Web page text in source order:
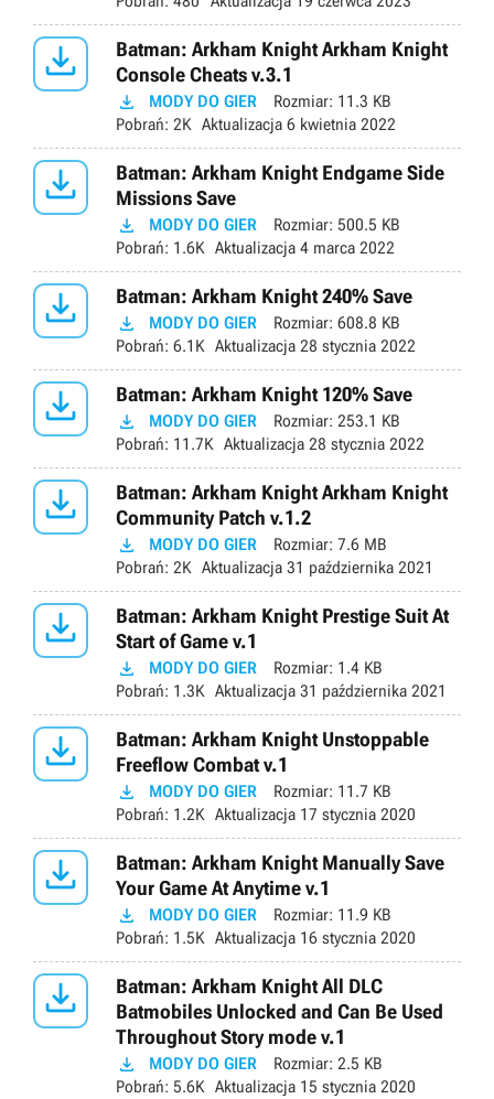

Batman: Arkham Knight Arkham Knight
Console Cheats v.3.1
 MODY DO GIER Rozmiar: 11.3 KB
Pobrań: 2K Aktualizacja 6 kwietnia 2022

Batman: Arkham Knight Endgame Side
Missions Save
 MODY DO GIER Rozmiar: 500.5 KB
Pobrań: 1.6K Aktualizacja 4 marca 2022
 Batman: Arkham Knight 240% Save
 MODY DO GIER Rozmiar: 608.8 KB
Pobrań: 6.1K Aktualizacja 28 stycznia 2022
 Batman: Arkham Knight 120% Save
 MODY DO GIER Rozmiar: 253.1 KB
Pobrań: 11.7K Aktualizacja 28 stycznia 2022

Batman: Arkham Knight Arkham Knight
Community Patch v.1.2
 MODY DO GIER Rozmiar: 7.6 MB
Pobrań: 2K Aktualizacja 31 października 2021

Batman: Arkham Knight Prestige Suit At
Start of Game v.1
 MODY DO GIER Rozmiar: 1.4 KB
Pobrań: 1.3K Aktualizacja 31 października 2021

Batman: Arkham Knight Unstoppable
Freeflow Combat v.1
 MODY DO GIER Rozmiar: 11.7 KB
Pobrań: 1.2K Aktualizacja 17 stycznia 2020

Batman: Arkham Knight Manually Save
Your Game At Anytime v.1
 MODY DO GIER Rozmiar: 11.9 KB
Pobrań: 1.5K Aktualizacja 16 stycznia 2020

Batman: Arkham Knight All DLC
Batmobiles Unlocked and Can Be Used
Throughout Story mode v.1
 MODY DO GIER Rozmiar: 2.5 KB
Pobrań: 5.6K Aktualizacja 15 stycznia 2020